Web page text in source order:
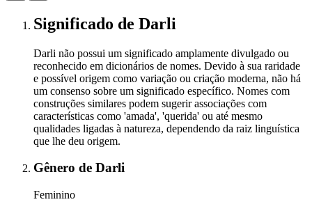
Significado de Darli
Darli não possui um significado amplamente divulgado ou
reconhecido em dicionários de nomes. Devido à sua raridade
e possível origem como variação ou criação moderna, não há
um consenso sobre um significado específico. Nomes com
construções similares podem sugerir associações com
características como 'amada', 'querida' ou até mesmo
qualidades ligadas à natureza, dependendo da raiz linguística
que lhe deu origem.
Gênero de Darli
Feminino